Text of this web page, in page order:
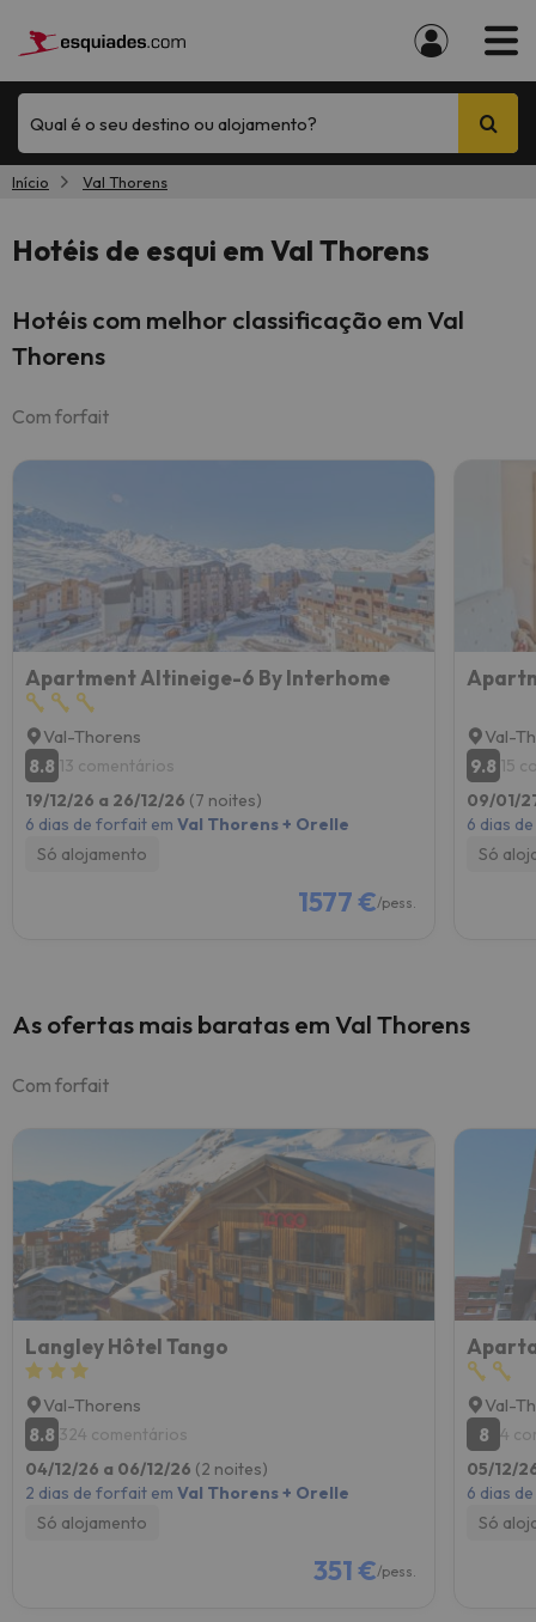
Qual é o seu destino ou alojamento?
Início Val Thorens
Hotéis de esqui em Val Thorens
Hotéis com melhor classificação em Val
Thorens
Com forfait
Apartment Altineige-6 By Interhome
Val-Thorens
8.8 13 comentários
19/12/26 a 26/12/26 (7 noites)
6 dias de forfait em Val Thorens + Orelle
Só alojamento
1577 €/pess.
Val-
9.8 15
09/01/
6 dias
Só
As ofertas mais baratas em Val Thorens
Com forfait
Langley Hôtel Tango
Val-Thorens
8.8 324 comentários
04/12/26 a 06/12/26 (2 noites)
2 dias de forfait em Val Thorens + Orelle
Só alojamento
351 €/pess.
Val-
8 4
05/12/
6 dias
Só